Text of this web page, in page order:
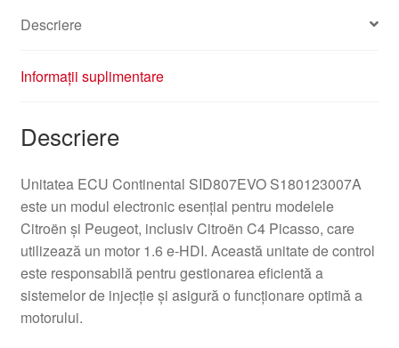
Descriere
Informații suplimentare
Descriere
Unitatea ECU Continental SID807EVO S180123007A
este un modul electronic esențial pentru modelele
Citroën și Peugeot, inclusiv Citroën C4 Picasso, care
utilizează un motor 1.6 e-HDI. Această unitate de control
este responsabilă pentru gestionarea eficientă a
sistemelor de injecție și asigură o funcționare optimă a
motorului.